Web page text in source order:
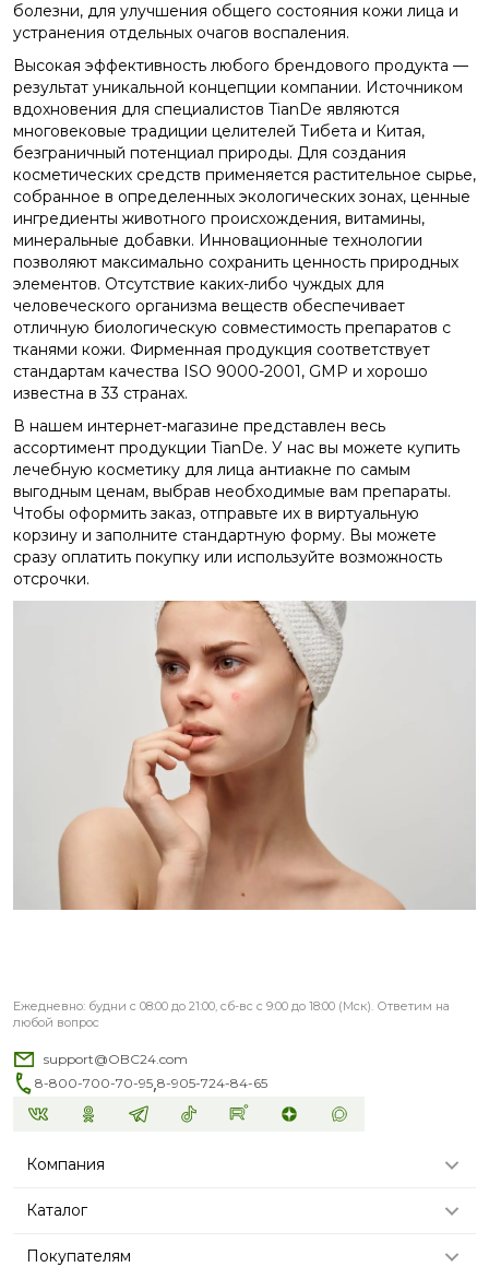
болезни, для улучшения общего состояния кожи лица и
устранения отдельных очагов воспаления.
Высокая эффективность любого брендового продукта —
результат уникальной концепции компании. Источником
вдохновения для специалистов TianDe являются
многовековые традиции целителей Тибета и Китая,
безграничный потенциал природы. Для создания
косметических средств применяется растительное сырье,
собранное в определенных экологических зонах, ценные
ингредиенты животного происхождения, витамины,
минеральные добавки. Инновационные технологии
позволяют максимально сохранить ценность природных
элементов. Отсутствие каких-либо чуждых для
человеческого организма веществ обеспечивает
отличную биологическую совместимость препаратов с
тканями кожи. Фирменная продукция соответствует
стандартам качества ISO 9000-2001, GMP и хорошо
известна в 33 странах.
В нашем интернет-магазине представлен весь
ассортимент продукции TianDe. У нас вы можете купить
лечебную косметику для лица антиакне по самым
выгодным ценам, выбрав необходимые вам препараты.
Чтобы оформить заказ, отправьте их в виртуальную
корзину и заполните стандартную форму. Вы можете
сразу оплатить покупку или используйте возможность
отсрочки.
Ежедневно: будни с 08:00 до 21:00, сб-вс с 9:00 до 18:00 (Мск). Ответим на
любой вопрос
support@OBC24.com
8-800-700-70-95,8-905-724-84-65
Компания
Каталог
Покупателям